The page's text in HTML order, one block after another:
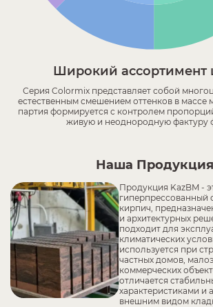
Широкий ассортимент
Серия Colormix представляет собой
естественным смешением оттенков в массе
партия формируется с контролем
живую и неоднородную фактуру
Наша Продукция
Продукция KazBM -
гиперпрессованный
кирпич,
и архитектурных
подходит для
климатических
используется при
частных домов,
коммерческих
отличается
характеристиками и
внешним видом